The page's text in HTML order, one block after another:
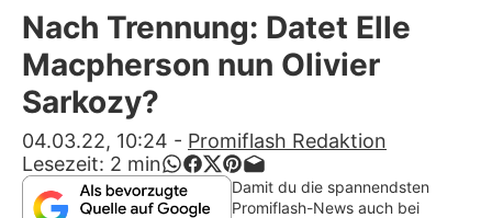
Alle Themen auf Promiflash
App runterladen
Team
Nach Trennung: Datet Elle
Macpherson nun Olivier
Sarkozy?
04.03.22, 10:24 - Promiflash Redaktion
Lesezeit: 2 min
Damit du die spannendsten
Promiflash-News auch bei